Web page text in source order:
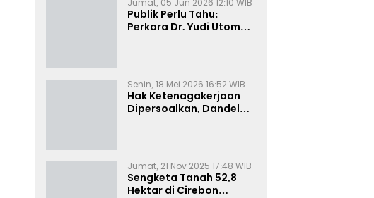
Jumat, 05 Jun 2026 12:10 WIB
Publik Perlu Tahu:
Perkara Dr. Yudi Utomo
Resmi
Senin, 18 Mei 2026 16:52 WIB
Hak Ketenagakerjaan
Dipersoalkan, Dandel
Jumat, 21 Nov 2025 17:48 WIB
Sengketa Tanah 52,8
Hektar di Cirebon